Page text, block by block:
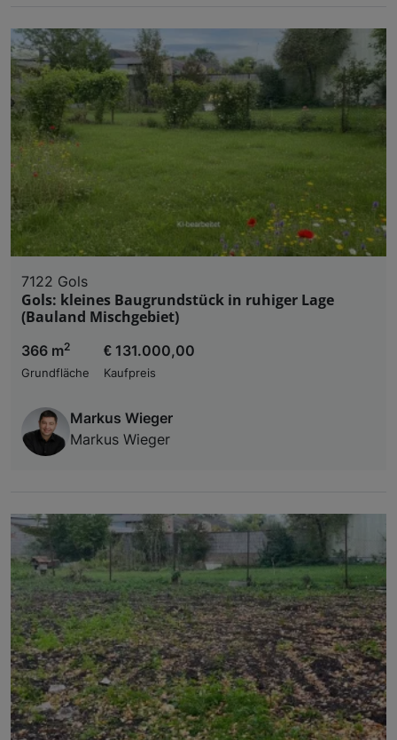
7122 Gols
Gols: kleines Baugrundstück in ruhiger Lage
(Bauland Mischgebiet)
366 m2
Grundfläche
€ 131.000,00
Kaufpreis
Markus Wieger
Markus Wieger